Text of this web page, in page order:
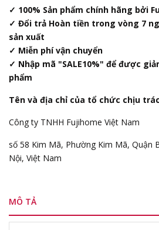
✓ 100% Sản phẩm chính hãng bởi
✓ Đổi trả Hoàn tiền trong vòng 7
sản xuất
✓ Miễn phí vận chuyển
✓ Nhập mã "SALE10%" để được
phẩm
Tên và địa chỉ của tổ chức chịu
Công ty TNHH Fujihome Việt Nam
số 58 Kim Mã, Phường Kim Mã, Quận
Nội, Việt Nam
MÔ TẢ